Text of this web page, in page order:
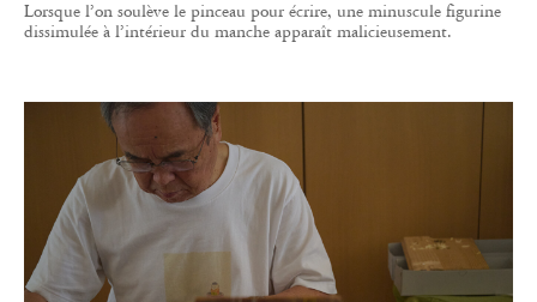
Lorsque l’on soulève le pinceau pour écrire, une minuscule figurine
dissimulée à l’intérieur du manche apparaît malicieusement.